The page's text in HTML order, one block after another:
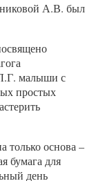
А.В. был
малыши с
простых
только основа –
бумага для
день